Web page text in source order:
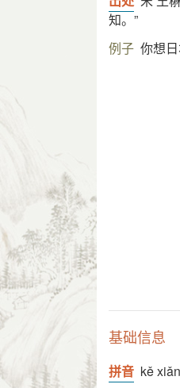
知。”
例子 你想
基础信息
拼音 kě